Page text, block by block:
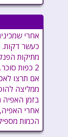
אחרי
כעשר דקות.
מתיקות
2 כפות סוכר.
אם תרצו
ממליצה
בזמן האפיה
אחרי
הכמות מספיקה לכ-15